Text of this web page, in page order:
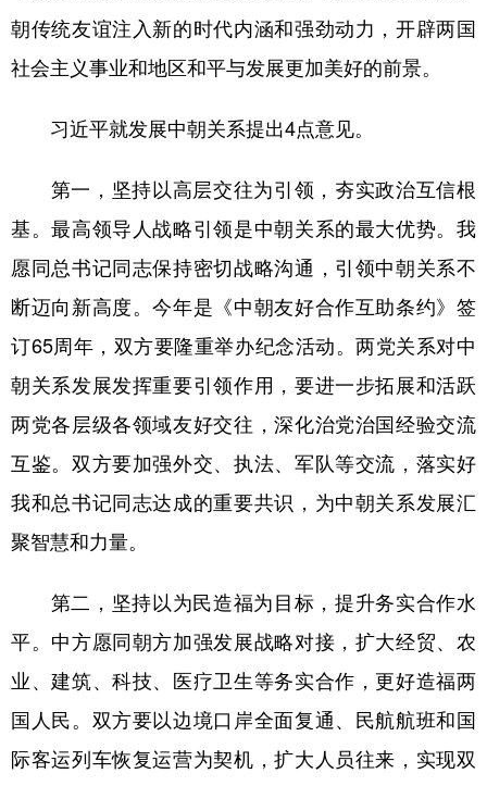
朝传统友谊注入新的时代内涵和强劲动力，开辟两国
社会主义事业和地区和平与发展更加美好的前景。
习近平就发展中朝关系提出4点意见。
第一，坚持以高层交往为引领，夯实政治互信根
基。最高领导人战略引领是中朝关系的最大优势。我
愿同总书记同志保持密切战略沟通，引领中朝关系不
断迈向新高度。今年是《中朝友好合作互助条约》签
订65周年，双方要隆重举办纪念活动。两党关系对中
朝关系发展发挥重要引领作用，要进一步拓展和活跃
两党各层级各领域友好交往，深化治党治国经验交流
互鉴。双方要加强外交、执法、军队等交流，落实好
我和总书记同志达成的重要共识，为中朝关系发展汇
聚智慧和力量。
第二，坚持以为民造福为目标，提升务实合作水
平。中方愿同朝方加强发展战略对接，扩大经贸、农
业、建筑、科技、医疗卫生等务实合作，更好造福两
国人民。双方要以边境口岸全面复通、民航航班和国
际客运列车恢复运营为契机，扩大人员往来，实现双